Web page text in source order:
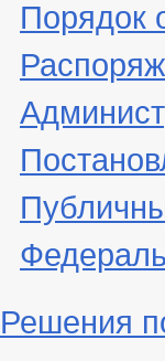
Порядок
Решения